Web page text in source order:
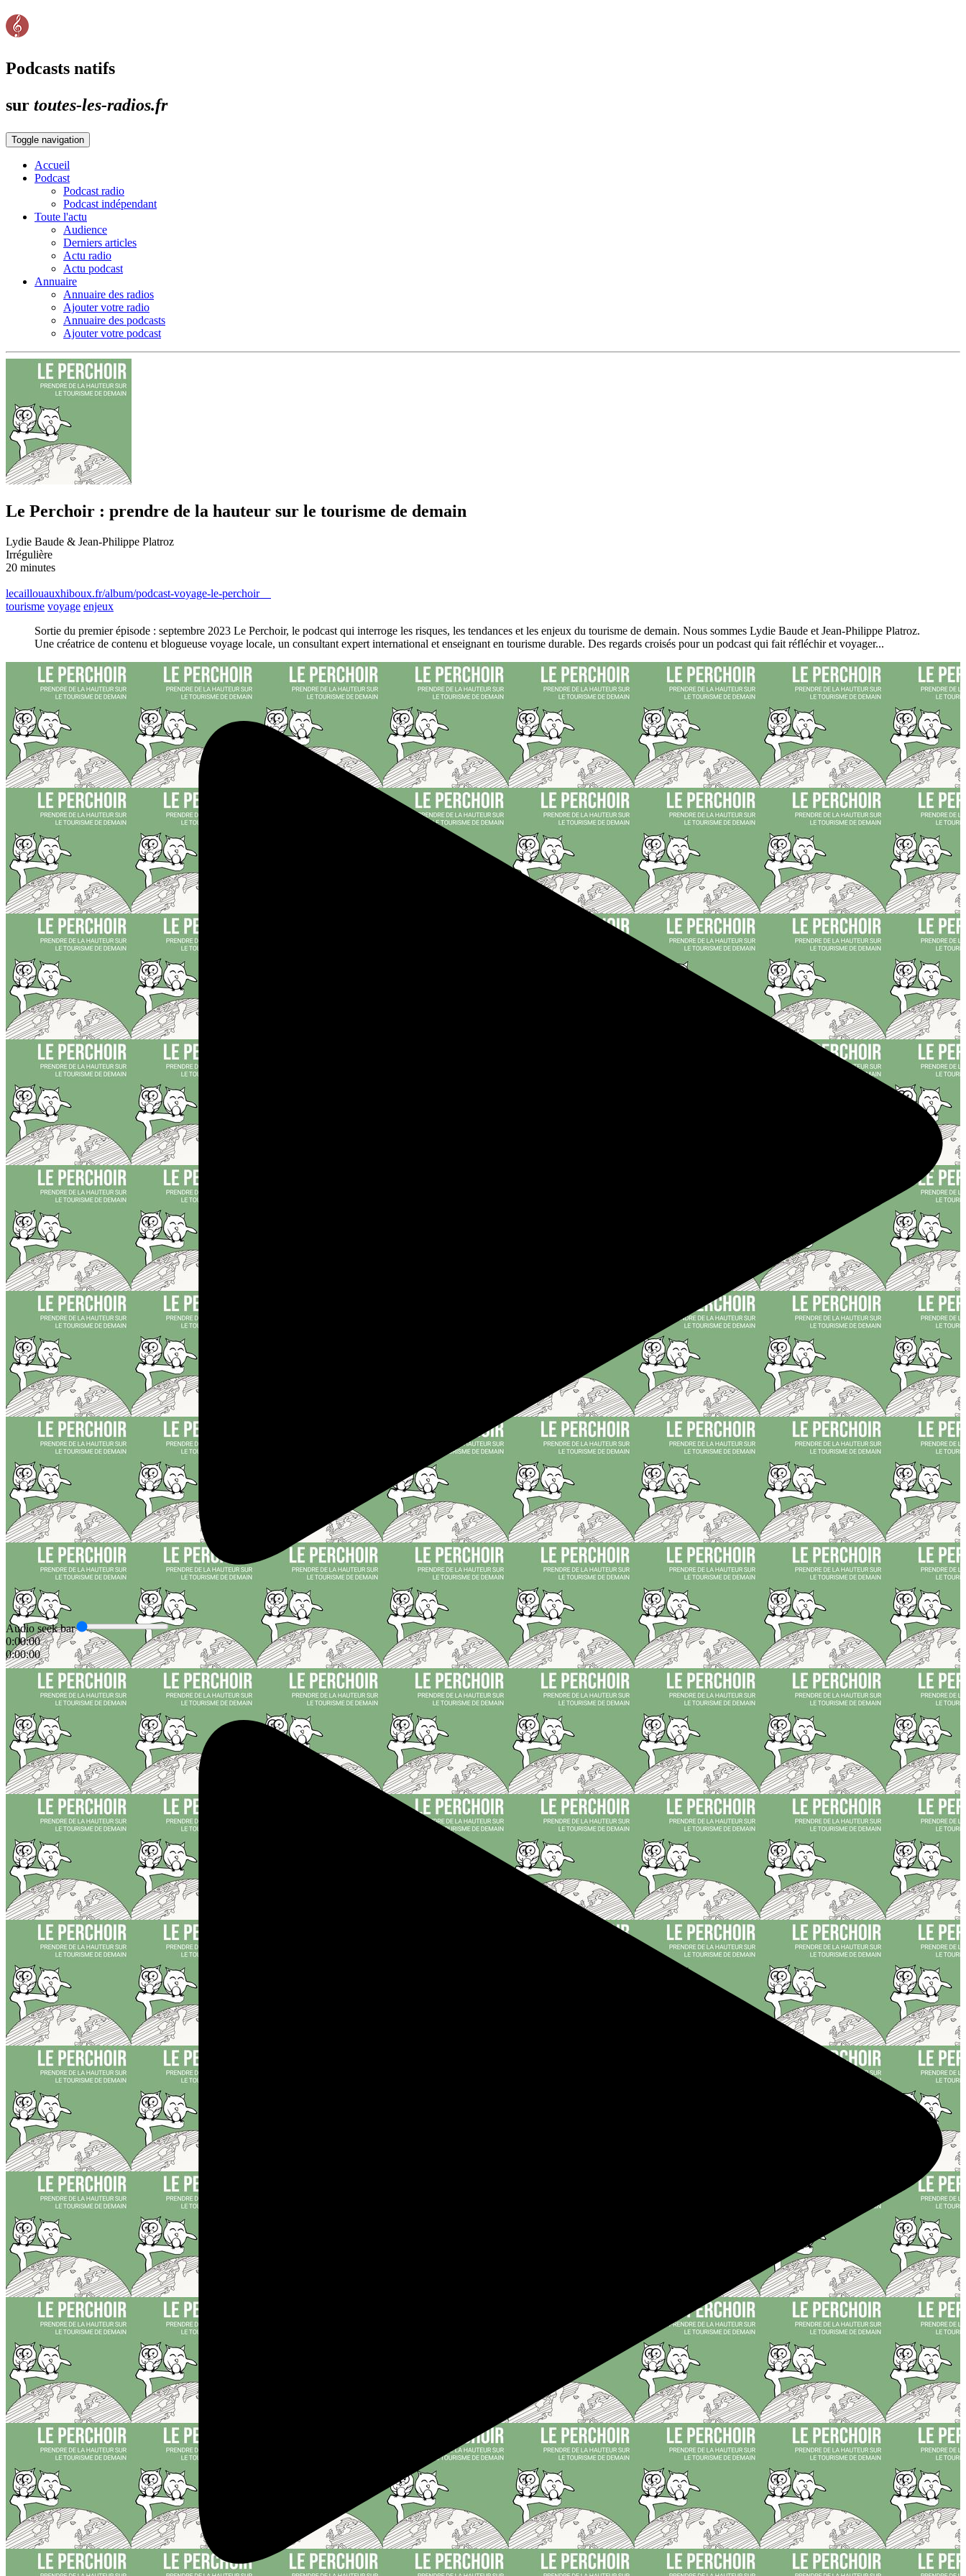
Podcasts natifs
sur toutes-les-radios.fr
Toggle navigation
Accueil
Podcast
Podcast radio
Podcast indépendant
Toute l'actu
Audience
Derniers articles
Actu radio
Actu podcast
Annuaire
Annuaire des radios
Ajouter votre radio
Annuaire des podcasts
Ajouter votre podcast
Le Perchoir : prendre de la hauteur sur le tourisme de demain
Lydie Baude & Jean-Philippe Platroz
Irrégulière
20 minutes
lecaillouauxhiboux.fr/album/podcast-voyage-le-perchoir
tourisme voyage enjeux
Sortie du premier épisode : septembre 2023 Le Perchoir, le podcast qui interroge les risques, les tendances et les enjeux du tourisme de demain. Nous sommes Lydie Baude et Jean-Philippe Platroz.
Une créatrice de contenu et blogueuse voyage locale, un consultant expert international et enseignant en tourisme durable. Des regards croisés pour un podcast qui fait réfléchir et voyager...
Audio seek bar
0:00:00
0:00:00